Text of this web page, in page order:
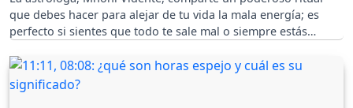
que debes hacer para alejar de tu vida la mala energía; es
perfecto si sientes que todo te sale mal o siempre estás